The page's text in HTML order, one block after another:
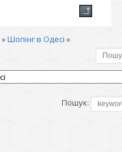
»Шопінг в Одесі »
Пошук: